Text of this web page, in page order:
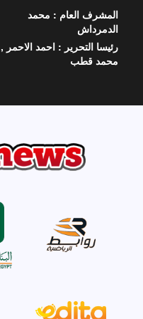
المحتوى
المشرف العام : محمد
الدمرداش
رئيسا التحرير : احمد الاحمر ,
محمد قطب